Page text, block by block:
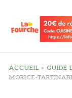
ACCUEIL » GUIDE
MORICE-